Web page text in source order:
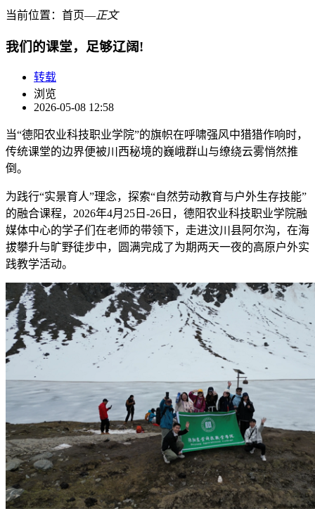
当前位置： 首页―正文
我们的课堂，足够辽阔!
转载
浏览
2026-05-08 12:58
当“德阳农业科技职业学院”的旗帜在呼啸强风中猎猎作响时，
传统课堂的边界便被川西秘境的巍峨群山与缭绕云雾悄然推
倒。
为践行“实景育人”理念，探索“自然劳动教育与户外生存技能”
的融合课程，2026年4月25日-26日，德阳农业科技职业学院融
媒体中心的学子们在老师的带领下，走进汶川县阿尔沟，在海
拔攀升与旷野徒步中，圆满完成了为期两天一夜的高原户外实
践教学活动。